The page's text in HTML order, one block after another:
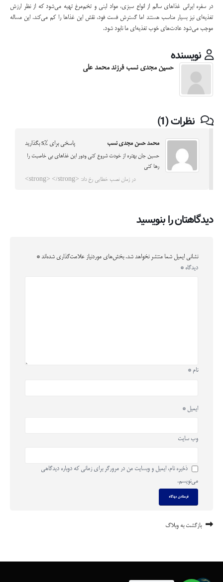
در سفره ايراني غذاهاي سالم از انواع سبزي، مواد لبني و تخم‌مرغ تهيه مي‌شود كه از نظر ارزش
تغذيه‌اي نيز بسيار مناسب هستند اما گسترش فست ‌فود، نقش اين غذاها را كم مي‌كند. اين مساله
موجب مي‌شود عادت‌هاي خوب تغذيه‌اي ما نابود شود.
نویسنده
حسین مجدی نسب فرزند محمد علی
نظرات (1)
محمد حسن مجدی نسب پاسخی برای %s بگذارید
حسین جان بهتره از خودت شروع کنی ودور این غذاهای بی خاصیت را
رها کنی
در زمان نصب خطایی رخ داد: <strong> </strong>
دیدگاهتان را بنویسید
نشانی ایمیل شما منتشر نخواهد شد. بخش‌های موردنیاز علامت‌گذاری شده‌اند *
دیدگاه *
نام *
ایمیل *
وب‌ سایت
ذخیره نام، ایمیل و وبسایت من در مرورگر برای زمانی که دوباره دیدگاهی
می‌نویسم.
بازگشت به وبلاگ